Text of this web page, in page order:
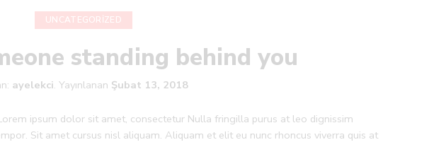
UNCATEGORIZED
standing behind you
ayelekci. Yayınlanan Şubat 13, 2018
ipsum dolor sit amet, consectetur Nulla fringilla purus at leo dignissim
Sit amet cursus nisl aliquam. Aliquam et elit eu nunc rhoncus viverra quis at